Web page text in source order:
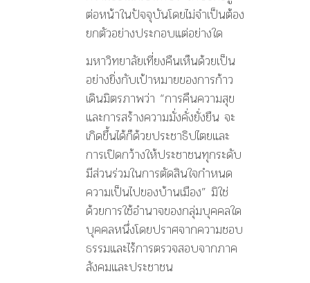
ต่อหน้าในปัจจุบันโดยไม่จำเป็นต้อง
ยกตัวอย่างประกอบแต่อย่างใด
มหาวิทยาลัยเที่ยงคืนเห็นด้วยเป็น
อย่างยิ่งกับเป้าหมายของการก้าว
เดินมิตรภาพว่า “การคืนความสุข
และการสร้างความมั่งคั่งยั่งยืน จะ
เกิดขึ้นได้ก็ด้วยประชาธิปไตยและ
การเปิดกว้างให้ประชาชนทุกระดับ
มีส่วนร่วมในการตัดสินใจกำหนด
ความเป็นไปของบ้านเมือง” มิใช่
ด้วยการใช้อำนาจของกลุ่มบุคคลใด
บุคคลหนึ่งโดยปราศจากความชอบ
ธรรมและไร้การตรวจสอบจากภาค
สังคมและประชาชน